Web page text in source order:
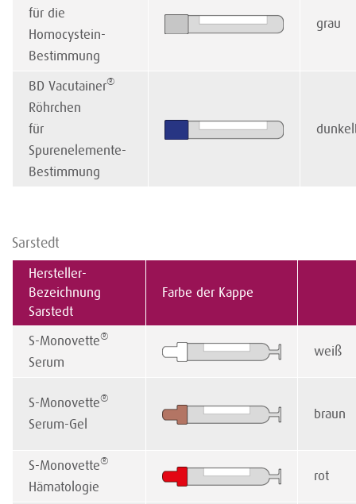
für die
Homocystein-
Bestimmung
grau
BD Vacutainer®
Röhrchen
für
Spurenelemente-
Bestimmung
Sarstedt
Hersteller-
Bezeichnung
Sarstedt
Farbe der Kappe
S-Monovette®
Serum
weiß
S-Monovette®
Serum-Gel
braun
S-Monovette®
Hämatologie
rot